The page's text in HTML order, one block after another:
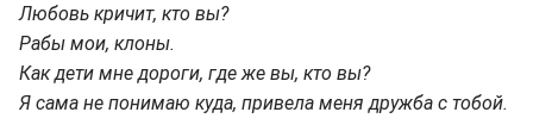
Любовь кричит, кто вы?
Рабы мои, клоны.
Как дети мне дороги, где же вы, кто вы?
Я сама не понимаю куда, привела меня дружба с тобой.